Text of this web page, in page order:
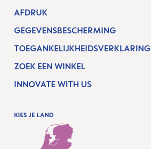
AFDRUK
GEGEVENSBESCHERMING
TOEGANKELIJKHEIDSVERKLARING
ZOEK EEN WINKEL
INNOVATE WITH US
KIES JE LAND